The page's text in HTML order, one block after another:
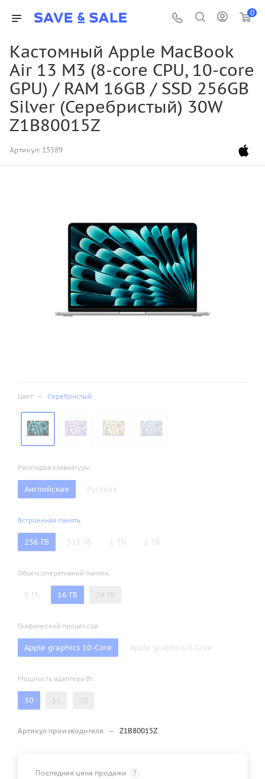
0
Кастомный Apple MacBook
Air 13 M3 (8-core CPU, 10-core
GPU) / RAM 16GB / SSD 256GB
Silver (Серебристый) 30W
Z1B80015Z
Артикул: 15589
Цвет — Серебристый
Раскладка клавиатуры
Английская Русская
Встроенная память
256 ГБ 512 ГБ 1 ТБ 2 ТБ
Объем оперативной памяти
8 ГБ 16 ГБ 24 ГБ
Графический процессор
Apple graphics 10-Core Apple graphics 8-Core
Мощность адаптера Вт
30 35 70
Артикул производителя — Z1B80015Z
Последняя цена продажи ?